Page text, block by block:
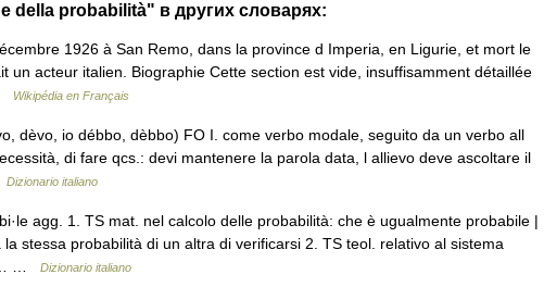
della probabilità" в других словарях:
1926 à San Remo, dans la province d Imperia, en Ligurie, et mort le
un acteur italien. Biographie Cette section est vide, insuffisamment détaillée
Wikipédia en Français
dèvo, io débbo, dèbbo) FO I. come verbo modale, seguito da un verbo all
di fare qcs.: devi mantenere la parola data, l allievo deve ascoltare il
Dizionario italiano
agg. 1. TS mat. nel calcolo delle probabilità: che è ugualmente probabile |
stessa probabilità di un altra di verificarsi 2. TS teol. relativo al sistema
…
Dizionario italiano